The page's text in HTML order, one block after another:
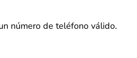
número de teléfono válido.